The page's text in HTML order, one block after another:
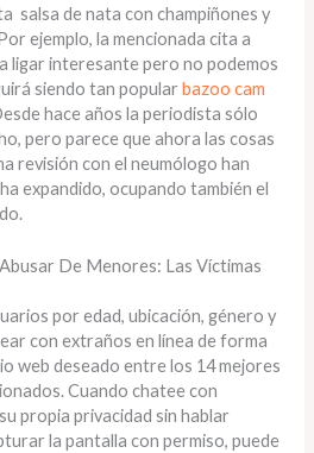
salsa de nata con champiñones y
ejemplo, la mencionada cita a
ligar interesante pero no podemos
siendo tan popularbazoo cam
hace años la periodista sólo
pero parece que ahora las cosas
revisión con el neumólogo han
expandido, ocupando también el
De Menores: Las Víctimas
por edad, ubicación, género y
con extraños en línea de forma
web deseado entre los 14 mejores
Cuando chatee con
propia privacidad sin hablar
la pantalla con permiso, puede